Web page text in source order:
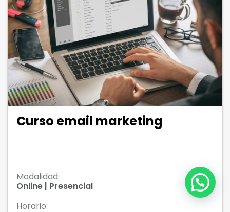
Curso email marketing
Modalidad:
Online | Presencial
Horario: